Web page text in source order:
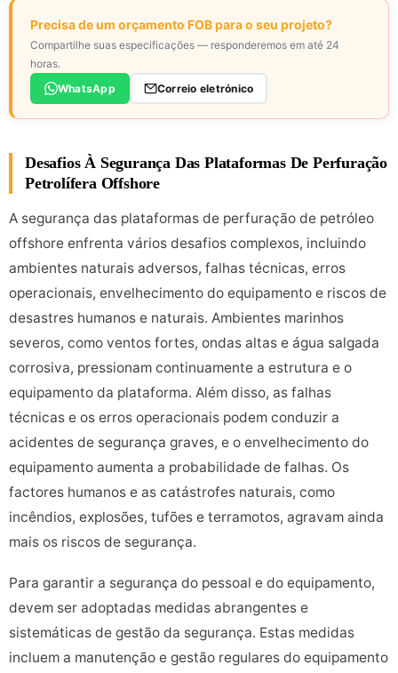
Precisa de um orçamento FOB para o seu projeto?
Compartilhe suas especificações — responderemos em até 24
horas.
WhatsApp
Correio eletrónico
Desafios À Segurança Das Plataformas De Perfuração
Petrolífera Offshore
A segurança das plataformas de perfuração de petróleo
offshore enfrenta vários desafios complexos, incluindo
ambientes naturais adversos, falhas técnicas, erros
operacionais, envelhecimento do equipamento e riscos de
desastres humanos e naturais. Ambientes marinhos
severos, como ventos fortes, ondas altas e água salgada
corrosiva, pressionam continuamente a estrutura e o
equipamento da plataforma. Além disso, as falhas
técnicas e os erros operacionais podem conduzir a
acidentes de segurança graves, e o envelhecimento do
equipamento aumenta a probabilidade de falhas. Os
factores humanos e as catástrofes naturais, como
incêndios, explosões, tufões e terramotos, agravam ainda
mais os riscos de segurança.
Para garantir a segurança do pessoal e do equipamento,
devem ser adoptadas medidas abrangentes e
sistemáticas de gestão da segurança. Estas medidas
incluem a manutenção e gestão regulares do equipamento